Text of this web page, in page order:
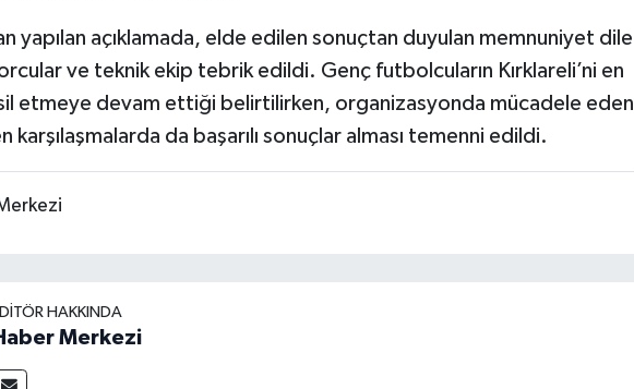
yapılan açıklamada, elde edilen sonuçtan duyulan memnuniyet dile
ve teknik ekip tebrik edildi. Genç futbolcuların Kırklareli’ni en
etmeye devam ettiği belirtilirken, organizasyonda mücadele eden
karşılaşmalarda da başarılı sonuçlar alması temenni edildi.
HAKKINDA
Merkezi